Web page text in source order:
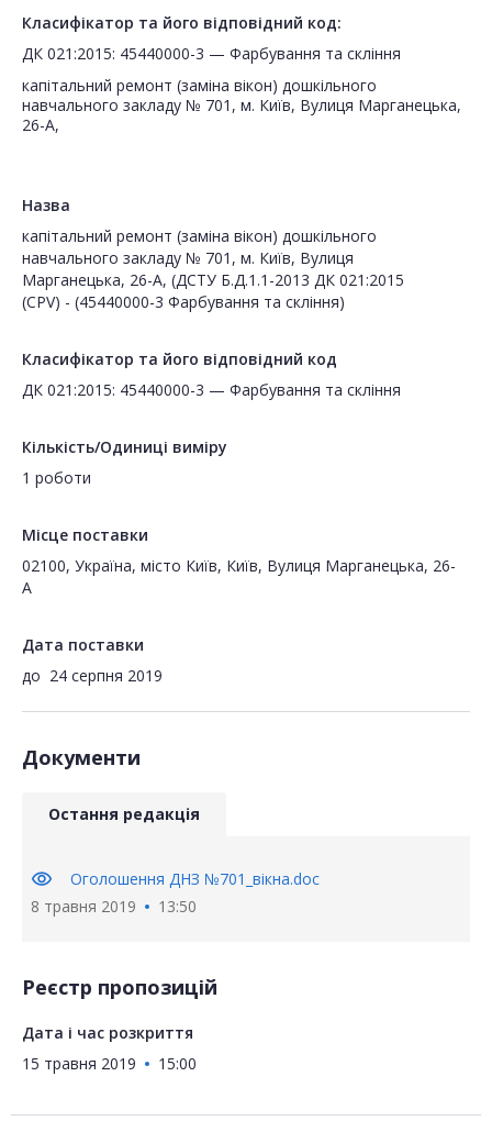
Класифікатор та його відповідний код:
ДК 021:2015: 45440000-3 — Фарбування та скління
капітальний ремонт (заміна вікон) дошкільного
навчального закладу № 701, м. Київ, Вулиця Марганецька,
26-А,
Назва
капітальний ремонт (заміна вікон) дошкільного
навчального закладу № 701, м. Київ, Вулиця
Марганецька, 26-А, (ДСТУ Б.Д.1.1-2013 ДК 021:2015
(CPV) - (45440000-3 Фарбування та скління)
Класифікатор та його відповідний код
ДК 021:2015: 45440000-3 — Фарбування та скління
Кількість/Одиниці виміру
1 роботи
Місце поставки
02100, Україна, місто Київ, Київ, Вулиця Марганецька, 26-
А
Дата поставки
до 24 серпня 2019
Документи
Остання редакція
visibility
Оголошення ДНЗ №701_вікна.doc
8 травня 2019
13:50
Реєстр пропозицій
Дата і час розкриття
15 травня 2019
15:00